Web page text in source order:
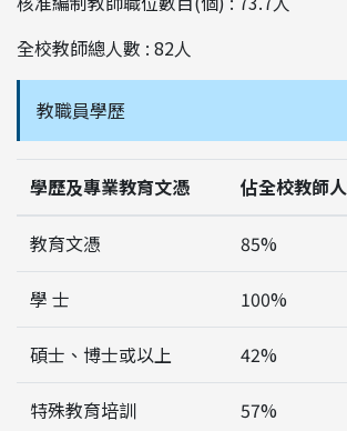
全校教師總人數 : 82人
教職員學歷
學歷及專業教育文憑 佔全校教師
教育文憑 85%
學 士 100%
碩士、博士或以上 42%
特殊教育培訓 57%